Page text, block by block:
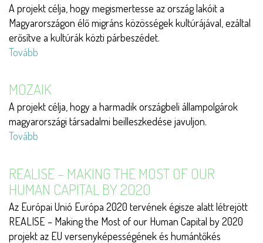
A projekt célja, hogy megismertesse az ország lakóit a
Magyarországon élő migráns közösségek kultúrájával, ezáltal
erősítve a kultúrák közti párbeszédet.
Tovább
MOZAIK
A projekt célja, hogy a harmadik országbeli állampolgárok
magyarországi társadalmi beilleszkedése javuljon.
Tovább
REALISE – MAKING THE MOST OF OUR
HUMAN CAPITAL BY 2020
Az Európai Unió Európa 2020 tervének égisze alatt létrejött
REALISE – Making the Most of our Human Capital by 2020
projekt az EU versenyképességének és humántőkés